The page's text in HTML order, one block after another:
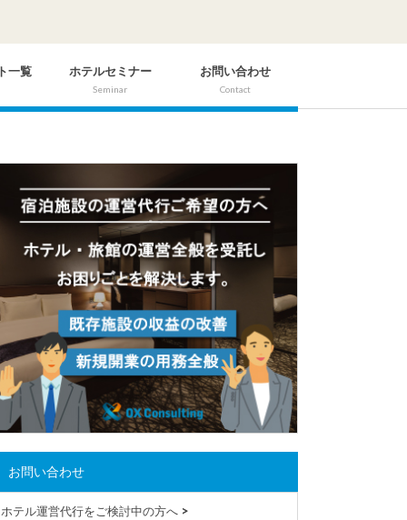
一覧 ホテルセミナー
Seminar
お問い合わせ
Contact
お問い合わせ
ホテル運営代行をご検討中の方へ >